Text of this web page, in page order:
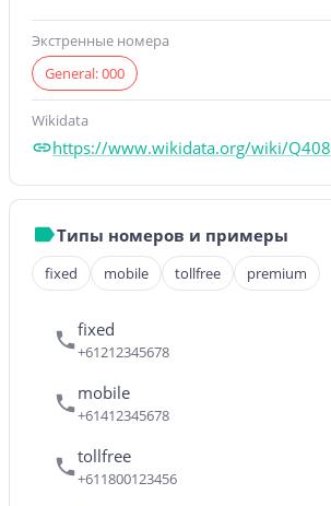
Экстренные номера
General: 000
Wikidata
https://www.wikidata.org/wiki/Q408
Типы номеров и примеры
fixed mobile tollfree premium
fixed
+61212345678
mobile
+61412345678
tollfree
+611800123456